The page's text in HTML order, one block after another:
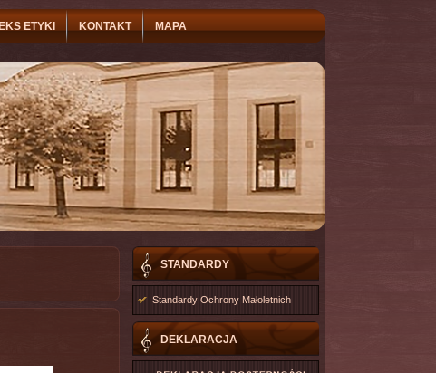
ETYKI KONTAKT MAPA
STANDARDY
Standardy Ochrony Małoletnich
DEKLARACJA